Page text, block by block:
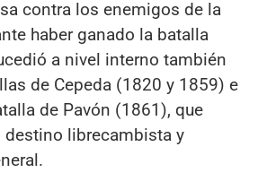
contra los enemigos de la
haber ganado la batalla
a nivel interno también
de Cepeda (1820 y 1859) e
de Pavón (1861), que
destino librecambista y